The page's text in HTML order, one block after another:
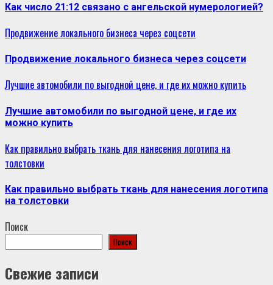
Как число 21:12 связано с ангельской нумерологией?
Продвижение локального бизнеса через соцсети
Продвижение локального бизнеса через соцсети
Лучшие автомобили по выгодной цене, и где их можно купить
Лучшие автомобили по выгодной цене, и где их
можно купить
Как правильно выбрать ткань для нанесения логотипа на
толстовки
Как правильно выбрать ткань для нанесения логотипа
на толстовки
Поиск
Поиск
Свежие записи